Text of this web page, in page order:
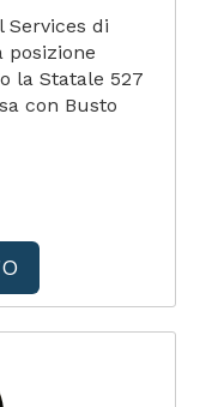
Services di
posizione
la Statale 527
con Busto